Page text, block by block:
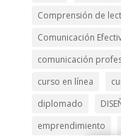
Comprensión de
Comunicación
comunicación
curso en línea
diplomado
emprendimiento